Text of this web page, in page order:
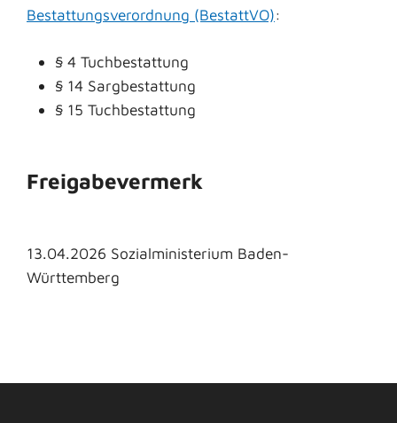
Bestattungsverordnung (BestattVO):
§ 4 Tuchbestattung
§ 14 Sargbestattung
§ 15 Tuchbestattung
Freigabevermerk
13.04.2026 Sozialministerium Baden-
Württemberg